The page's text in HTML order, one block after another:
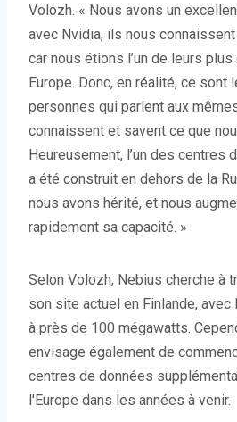
Volozh. « Nous avons un
avec Nvidia, ils nous
car nous étions l’un de leurs
Europe. Donc, en réalité, ce sont
personnes qui parlent aux
connaissent et savent ce que
Heureusement, l’un des centres
a été construit en dehors de la
nous avons hérité, et nous
rapidement sa capacité. »
Selon Volozh, Nebius cherche à
son site actuel en Finlande,
à près de 100 mégawatts.
envisage également de
centres de données
l'Europe dans les années à venir.